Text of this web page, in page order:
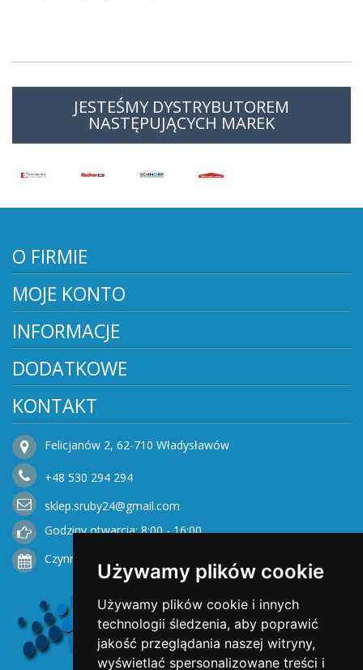
Używamy plików cookie
Używamy plików cookie i innych
technologii śledzenia, aby poprawić
jakość przeglądania naszej witryny,
wyświetlać spersonalizowane treści i
JESTEŚMY DYSTRYBUTOREM
NASTĘPUJĄCYCH MAREK
O FIRMIE
MOJE KONTO
INFORMACJE
DODATKOWE
KONTAKT
Felicjanów 2, 62-710 Władysławów
+48 530 294 294
sklep.sruby24@gmail.com
Godziny otwarcia: 8:00 - 16:00
Czynne od Poniedziałku do Piątku